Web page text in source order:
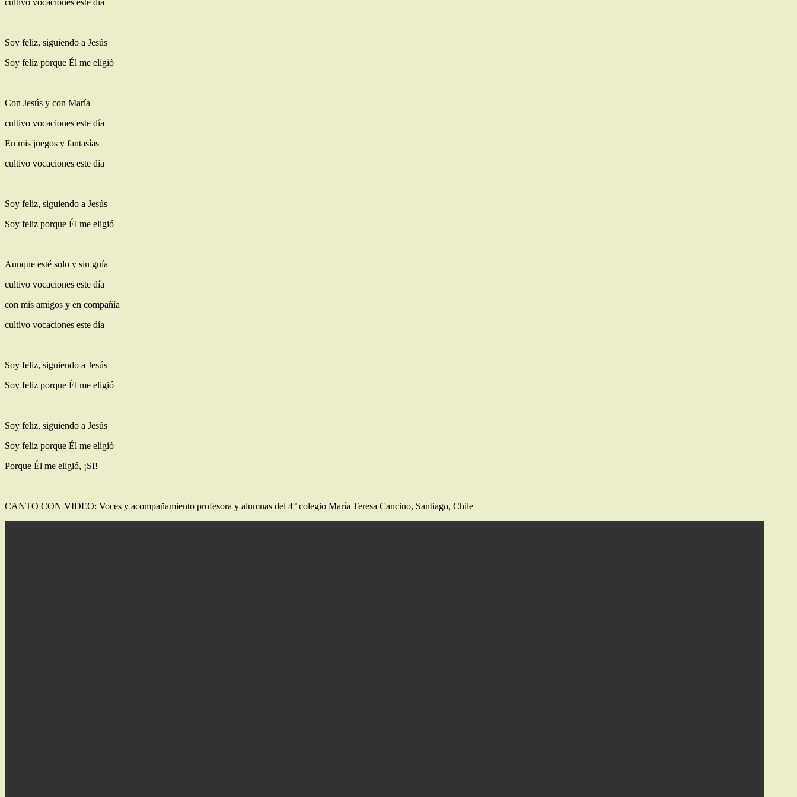
cultivo vocaciones este día
Soy feliz, siguiendo a Jesús
Soy feliz porque Él me eligió
Con Jesús y con María
cultivo vocaciones este día
En mis juegos y fantasías
cultivo vocaciones este día
Soy feliz, siguiendo a Jesús
Soy feliz porque Él me eligió
Aunque esté solo y sin guía
cultivo vocaciones este día
con mis amigos y en compañía
cultivo vocaciones este día
Soy feliz, siguiendo a Jesús
Soy feliz porque Él me eligió
Soy feliz, siguiendo a Jesús
Soy feliz porque Él me eligió
Porque Él me eligió, ¡SI!
CANTO CON VIDEO: Voces y acompañamiento profesora y alumnas del 4° colegio María Teresa Cancino, Santiago, Chile